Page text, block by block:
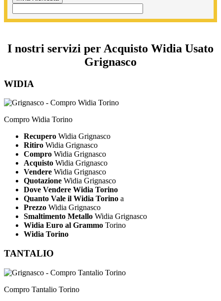
I nostri servizi per Acquisto Widia Usato
Grignasco
WIDIA
Compro Widia Torino
Recupero Widia Grignasco
Ritiro Widia Grignasco
Compro Widia Grignasco
Acquisto Widia Grignasco
Vendere Widia Grignasco
Quotazione Widia Grignasco
Dove Vendere Widia Torino
Quanto Vale il Widia Torino a
Prezzo Widia Grignasco
Smaltimento Metallo Widia Grignasco
Widia Euro al Grammo Torino
Widia Torino
TANTALIO
Compro Tantalio Torino